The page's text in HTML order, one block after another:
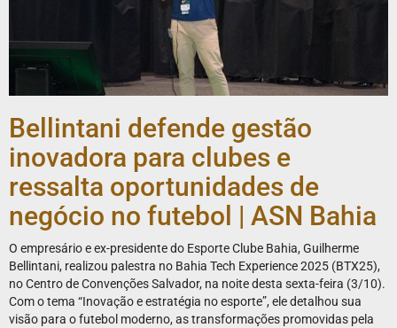
Bellintani defende gestão
inovadora para clubes e
ressalta oportunidades de
negócio no futebol | ASN Bahia
O empresário e ex-presidente do Esporte Clube Bahia, Guilherme
Bellintani, realizou palestra no Bahia Tech Experience 2025 (BTX25),
no Centro de Convenções Salvador, na noite desta sexta-feira (3/10).
Com o tema “Inovação e estratégia no esporte”, ele detalhou sua
visão para o futebol moderno, as transformações promovidas pela